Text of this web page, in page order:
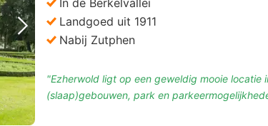
Volgende foto
In de Berkelvallei
Landgoed uit 1911
Nabij Zutphen
"Ezherwold ligt op een geweldig mooie locatie
(slaap)gebouwen, park en